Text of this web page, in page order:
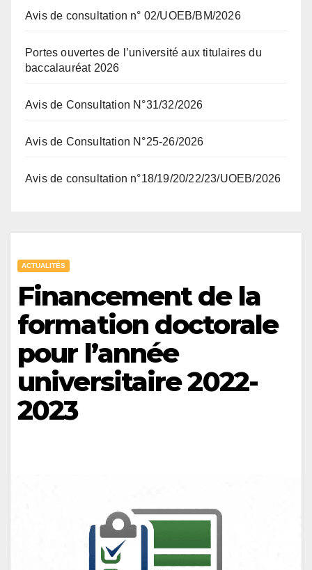
Avis de consultation n° 02/UOEB/BM/2026
Portes ouvertes de l’université aux titulaires du
baccalauréat 2026
Avis de Consultation N°31/32/2026
Avis de Consultation N°25-26/2026
Avis de consultation n°18/19/20/22/23/UOEB/2026
ACTUALITÉS
Financement de la
formation doctorale
pour l’année
universitaire 2022-
2023